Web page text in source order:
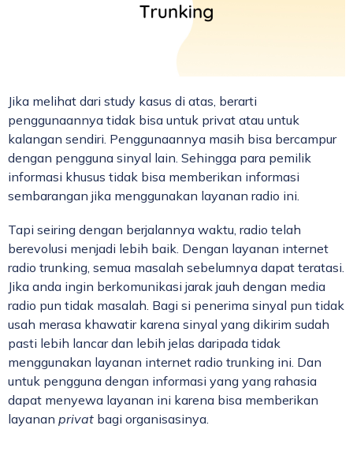
Jika melihat dari study kasus di atas, berarti
penggunaannya tidak bisa untuk privat atau untuk
kalangan sendiri. Penggunaannya masih bisa bercampur
dengan pengguna sinyal lain. Sehingga para pemilik
informasi khusus tidak bisa memberikan informasi
sembarangan jika menggunakan layanan radio ini.
Tapi seiring dengan berjalannya waktu, radio telah
berevolusi menjadi lebih baik. Dengan layanan internet
radio trunking, semua masalah sebelumnya dapat teratasi.
Jika anda ingin berkomunikasi jarak jauh dengan media
radio pun tidak masalah. Bagi si penerima sinyal pun tidak
usah merasa khawatir karena sinyal yang dikirim sudah
pasti lebih lancar dan lebih jelas daripada tidak
menggunakan layanan internet radio trunking ini. Dan
untuk pengguna dengan informasi yang yang rahasia
dapat menyewa layanan ini karena bisa memberikan
layanan privat bagi organisasinya.